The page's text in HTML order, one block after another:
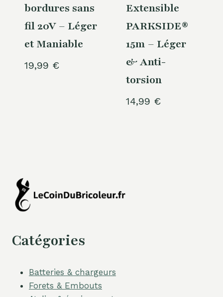
bordures sans
fil 20V – Léger
et Maniable
19,99 €
Extensible
PARKSIDE®
15m – Léger
& Anti-
torsion
14,99 €
Catégories
Batteries & chargeurs
Forets & Embouts